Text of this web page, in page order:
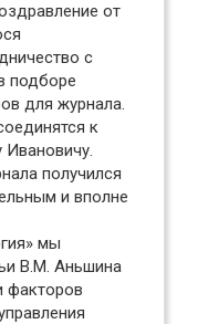
от
с
подборе
для журнала.
к
получился
и вполне
мы
В.М. Аньшина
факторов